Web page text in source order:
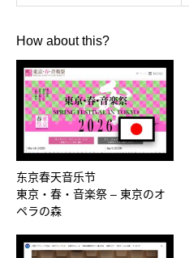
How about this?
东京春天音乐节
東京・春・音楽祭 – 東京のオ
ペラの森